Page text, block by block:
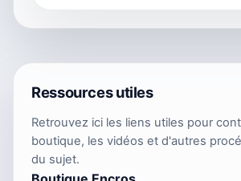
Ressources utiles
Retrouvez ici les liens utiles pour
boutique, les vidéos et d'autres
du sujet.